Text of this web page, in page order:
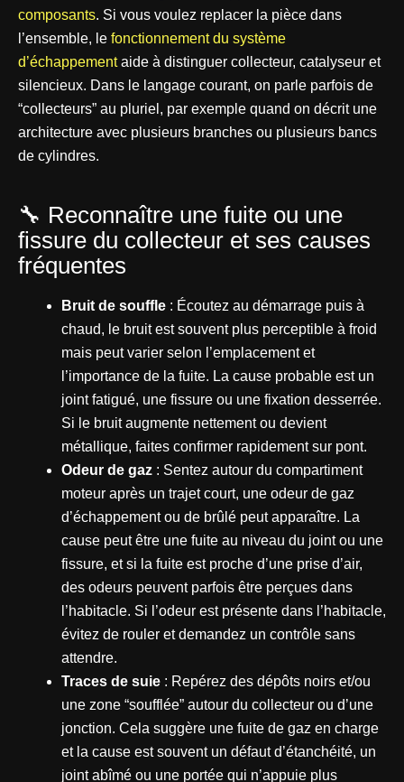
composants. Si vous voulez replacer la pièce dans
l’ensemble, le fonctionnement du système
d’échappementaide à distinguer collecteur, catalyseur et
silencieux. Dans le langage courant, on parle parfois de
“collecteurs” au pluriel, par exemple quand on décrit une
architecture avec plusieurs branches ou plusieurs bancs
de cylindres.
🔧 Reconnaître une fuite ou une
fissure du collecteur et ses causes
fréquentes
Bruit de souffle : Écoutez au démarrage puis à
chaud, le bruit est souvent plus perceptible à froid
mais peut varier selon l’emplacement et
l’importance de la fuite. La cause probable est un
joint fatigué, une fissure ou une fixation desserrée.
Si le bruit augmente nettement ou devient
métallique, faites confirmer rapidement sur pont.
Odeur de gaz : Sentez autour du compartiment
moteur après un trajet court, une odeur de gaz
d’échappement ou de brûlé peut apparaître. La
cause peut être une fuite au niveau du joint ou une
fissure, et si la fuite est proche d’une prise d’air,
des odeurs peuvent parfois être perçues dans
l’habitacle. Si l’odeur est présente dans l’habitacle,
évitez de rouler et demandez un contrôle sans
attendre.
Traces de suie : Repérez des dépôts noirs et/ou
une zone “soufflée” autour du collecteur ou d’une
jonction. Cela suggère une fuite de gaz en charge
et la cause est souvent un défaut d’étanchéité, un
joint abîmé ou une portée qui n’appuie plus